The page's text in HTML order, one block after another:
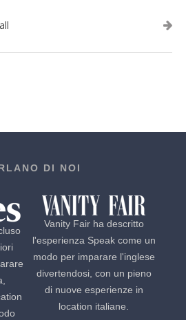
DI NOI
Vanity Fair ha descritto
l'esperienza Speak come un
modo per imparare l'inglese
divertendosi, con un pieno
di nuove esperienze in
location italiane.